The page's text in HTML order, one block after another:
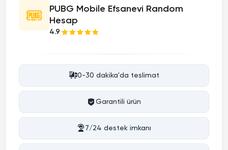
PUBG Mobile Efsanevi Random
Hesap
4.9
0-30 dakika'da teslimat
Garantili ürün
7/24 destek imkanı